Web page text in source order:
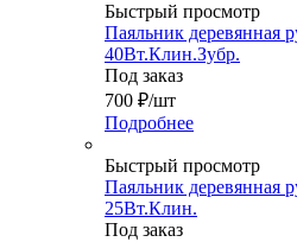
Быстрый просмотр
Паяльник деревянная
40Вт.Клин.Зубр.
Под заказ
700 ₽/шт
Подробнее
Быстрый просмотр
Паяльник деревянная
25Вт.Клин.
Под заказ